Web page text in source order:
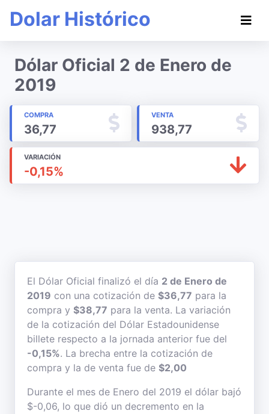
Dolar Histórico
Dólar Oficial 2 de Enero de
2019
COMPRA
36,77
VENTA
938,77
VARIACIÓN
-0,15%
El Dólar Oficial finalizó el día 2 de Enero de
2019 con una cotización de $36,77 para la
compra y $38,77 para la venta. La variación
de la cotización del Dólar Estadounidense
billete respecto a la jornada anterior fue del
-0,15%. La brecha entre la cotización de
compra y la de venta fue de $2,00
Durante el mes de Enero del 2019 el dólar bajó
$-0,06, lo que dió un decremento en la